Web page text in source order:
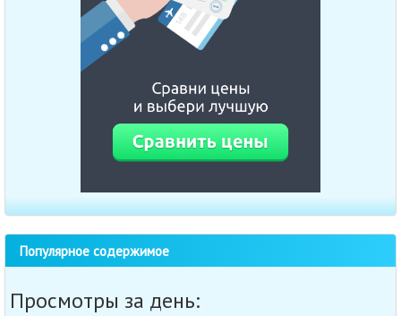
Популярное содержимое
Просмотры за день: